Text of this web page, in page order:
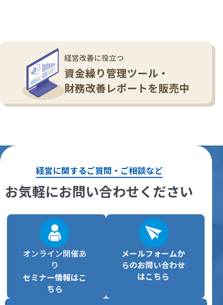
経営改善に役立つ
資金繰り管理ツール・
財務改善レポートを販売中
経営に関するご質問・ご相談など
お気軽にお問い合わせください
オンライン開催あ
り
セミナー情報はこ
ちら
メールフォームか
らのお問い合わせ
はこちら